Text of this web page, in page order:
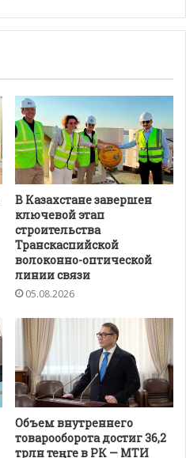
В Казахстане завершен
ключевой этап
строительства
Транскаспийской
волоконно-оптической
линии связи
05.08.2026
Объем внутреннего
товарооборота достиг 36,2
трлн теңге в РК — МТИ